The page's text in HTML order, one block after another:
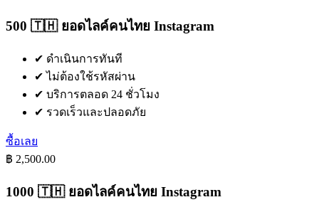
500 🇹🇭 ยอดไลค์คนไทย Instagram
✔ ดำเนินการทันที
✔ ไม่ต้องใช้รหัสผ่าน
✔ บริการตลอด 24 ชั่วโมง
✔ รวดเร็วและปลอดภัย
ซื้อเลย
฿ 2,500.00
1000 🇹🇭 ยอดไลค์คนไทย Instagram